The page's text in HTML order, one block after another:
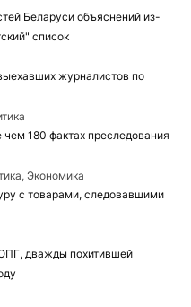
Беларуси объяснений из-
список
журналистов по
180 фактах преследования
Экономика
с товарами, следовавшими
дважды похитившей